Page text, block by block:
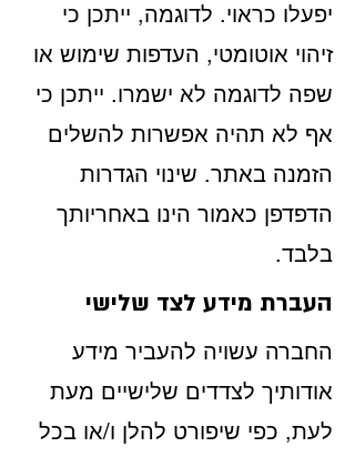
יפעלו כראוי. לדוגמה, ייתכן כי
זיהוי אוטומטי, העדפות שימוש או
שפה לדוגמה לא ישמרו. ייתכן כי
אף לא תהיה אפשרות להשלים
הזמנה באתר. שינוי הגדרות
הדפדפן כאמור הינו באחריותך
בלבד.
העברת מידע לצד שלישי
החברה עשויה להעביר מידע
אודותיך לצדדים שלישיים מעת
לעת, כפי שיפורט להלן ו/או בכל